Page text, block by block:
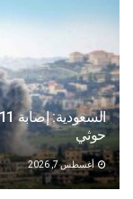
حوثي
أغسطس 7, 2026